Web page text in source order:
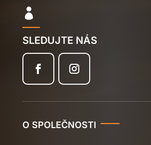

SLEDUJTE NÁS
O SPOLEČNOSTI